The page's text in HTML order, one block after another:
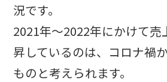
況です。
2021年～2022年にかけて売
昇しているのは、コロナ禍
ものと考えられます。